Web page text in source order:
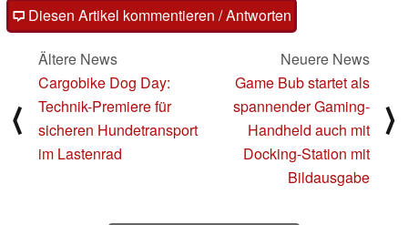
Diesen Artikel kommentieren / Antworten
⟨
Ältere News
Cargobike Dog Day:
Technik-Premiere für
sicheren Hundetransport
im Lastenrad
Neuere News
Game Bub startet als
spannender Gaming-
Handheld auch mit
Docking-Station mit
Bildausgabe
⟩